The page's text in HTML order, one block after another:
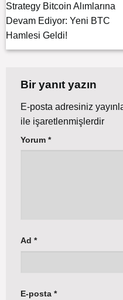
Strategy Bitcoin Alımlarına
Devam Ediyor: Yeni BTC
Hamlesi Geldi!
Bir yanıt yazın
E-posta adresiniz
ile işaretlenmişlerdir
Yorum *
Ad *
E-posta *